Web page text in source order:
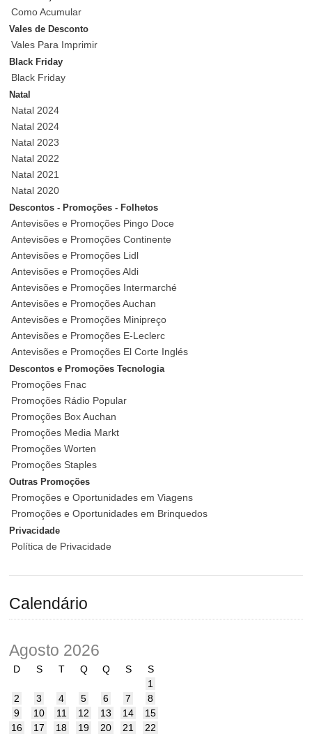
Como Acumular
Vales de Desconto
Vales Para Imprimir
Black Friday
Black Friday
Natal
Natal 2024
Natal 2024
Natal 2023
Natal 2022
Natal 2021
Natal 2020
Descontos - Promoções - Folhetos
Antevisões e Promoções Pingo Doce
Antevisões e Promoções Continente
Antevisões e Promoções Lidl
Antevisões e Promoções Aldi
Antevisões e Promoções Intermarché
Antevisões e Promoções Auchan
Antevisões e Promoções Minipreço
Antevisões e Promoções E-Leclerc
Antevisões e Promoções El Corte Inglés
Descontos e Promoções Tecnologia
Promoções Fnac
Promoções Rádio Popular
Promoções Box Auchan
Promoções Media Markt
Promoções Worten
Promoções Staples
Outras Promoções
Promoções e Oportunidades em Viagens
Promoções e Oportunidades em Brinquedos
Privacidade
Política de Privacidade
Calendário
Agosto 2026
D S T Q Q S
S
1
2
3 4 5 6 7
8
9
10 11 12 13 14
15
16
17 18 19 20 21
22